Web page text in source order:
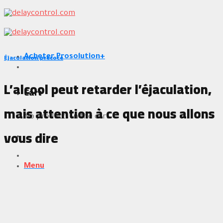
Skip
to
content
Acheter Prosolution+
Cart
No products in the cart.
Menu
Éjaculation précoce
L’alcool peut retarder l’éjaculation,
mais attention à ce que nous allons
vous dire